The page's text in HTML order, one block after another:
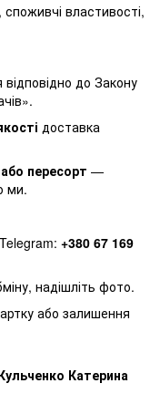
властивості,
до Закону
доставка
пересорт —
ми.
+380 67 169
надішліть фото.
або залишення
Катерина